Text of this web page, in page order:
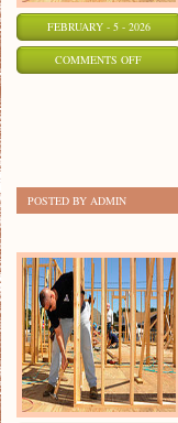
FEBRUARY - 5 - 2026
COMMENTS OFFON
POSTED BY ADMIN